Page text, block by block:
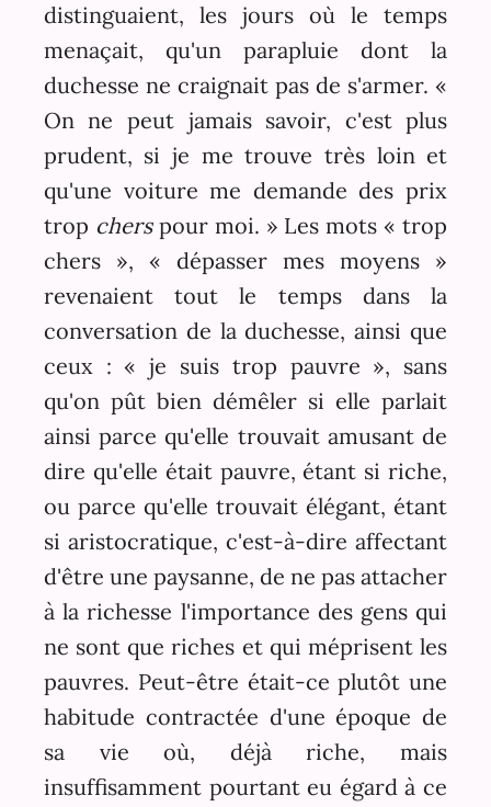
distinguaient, les jours où le temps
menaçait, qu'un parapluie dont la
duchesse ne craignait pas de s'armer. «
On ne peut jamais savoir, c'est plus
prudent, si je me trouve très loin et
qu'une voiture me demande des prix
trop cherspour moi. » Les mots « trop
chers », « dépasser mes moyens »
revenaient tout le temps dans la
conversation de la duchesse, ainsi que
ceux : « je suis trop pauvre », sans
qu'on pût bien démêler si elle parlait
ainsi parce qu'elle trouvait amusant de
dire qu'elle était pauvre, étant si riche,
ou parce qu'elle trouvait élégant, étant
si aristocratique, c'est-à-dire affectant
d'être une paysanne, de ne pas attacher
à la richesse l'importance des gens qui
ne sont que riches et qui méprisent les
pauvres. Peut-être était-ce plutôt une
habitude contractée d'une époque de
sa vie où, déjà riche, mais
insuffisamment pourtant eu égard à ce